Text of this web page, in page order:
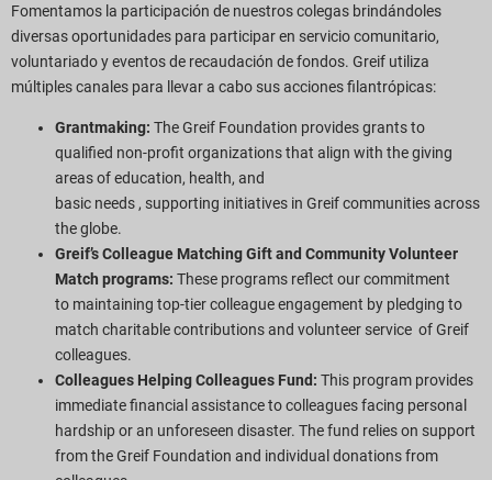
Fomentamos la participación de nuestros colegas brindándoles
diversas oportunidades para participar en servicio comunitario,
voluntariado y eventos de recaudación de fondos. Greif utiliza
múltiples canales para llevar a cabo sus acciones filantrópicas:
Grantmaking: The Greif Foundation provides grants to
qualified non-profit organizations that align with the giving
areas of education, health, and
basic needs , supporting initiatives in Greif communities across
the globe.
Greif’s Colleague Matching Gift and Community Volunteer
Match programs: These programs reflect our commitment
to maintaining top-tier colleague engagement by pledging to
match charitable contributions and volunteer service of Greif
colleagues.
Colleagues Helping Colleagues Fund: This program provides
immediate financial assistance to colleagues facing personal
hardship or an unforeseen disaster. The fund relies on support
from the Greif Foundation and individual donations from